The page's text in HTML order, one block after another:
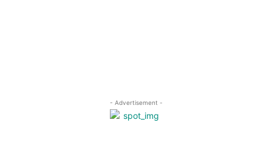
- Advertisement -